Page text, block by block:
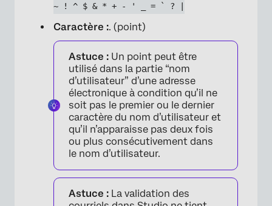
~ ! ^ $ & * + - ' _ = ` ? |
Caractère :. (point)
Astuce : Un point peut être
utilisé dans la partie “nom
d’utilisateur” d’une adresse
électronique à condition qu’il ne
soit pas le premier ou le dernier
caractère du nom d’utilisateur et
qu’il n’apparaisse pas deux fois
ou plus consécutivement dans
le nom d’utilisateur.
Astuce : La validation des